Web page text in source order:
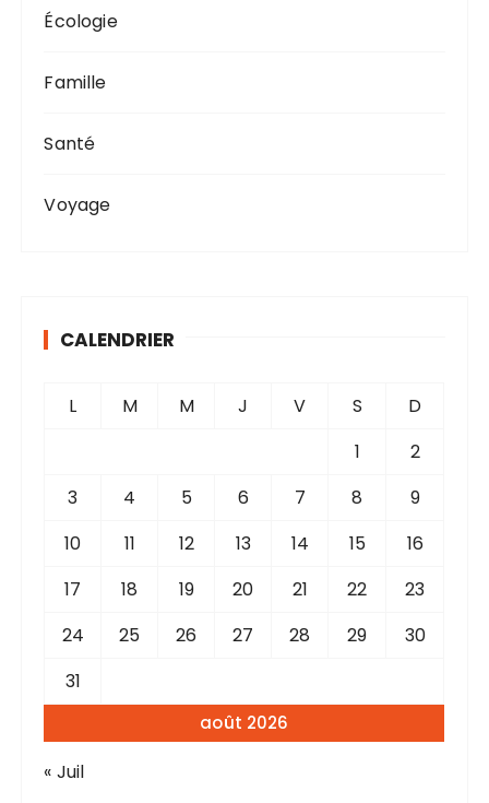
Écologie
Famille
Santé
Voyage
CALENDRIER
août 2026
L M M J V S
D
1
2
3
4 5 6 7 8
9
10
11 12 13 14 15
16
17
18 19 20 21 22
23
24
25 26 27 28 29
30
31
« Juil